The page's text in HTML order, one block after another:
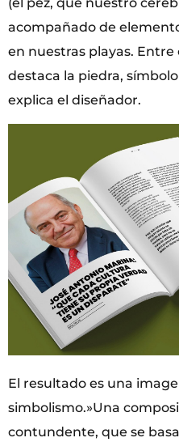
acompañado de
en nuestras playas.
destaca la piedra,
explica el diseñador.
El resultado es una
simbolismo.»Una
contundente, que se